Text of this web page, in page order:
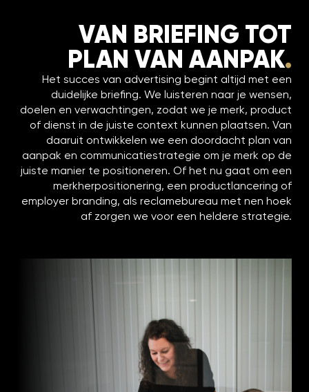
VAN BRIEFING TOT
PLAN VAN AANPAK.
Het succes van advertising begint altijd met een
duidelijke briefing. We luisteren naar je wensen,
doelen en verwachtingen, zodat we je merk, product
of dienst in de juiste context kunnen plaatsen. Van
daaruit ontwikkelen we een doordacht plan van
aanpak en communicatiestrategie om je merk op de
juiste manier te positioneren. Of het nu gaat om een
merkherpositionering, een productlancering of
employer branding, als reclamebureau met nen hoek
af zorgen we voor een heldere strategie.